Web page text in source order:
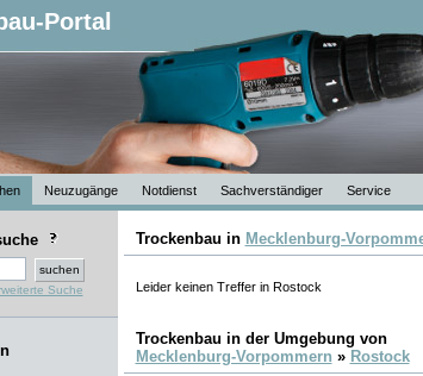
Portal
Neuzugänge Notdienst Sachverständiger Service
Suche
Trockenbau in Mecklenburg-
Leider keinen Treffer in Rostock
Trockenbau in der Umgebung von
Mecklenburg-Vorpommern » Rostock